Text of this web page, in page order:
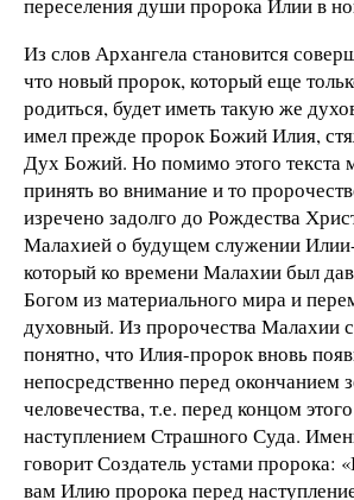
переселения души пророка Илии в
Из слов Архангела становится
что новый пророк, который еще
родиться, будет иметь такую же
имел прежде пророк Божий Илия,
Дух Божий. Но помимо этого
принять во внимание и то
изречено задолго до Рождества
Малахией о будущем служении
который ко времени Малахии был
Богом из материального мира и
духовный. Из пророчества Малахии
понятно, что Илия-пророк вновь
непосредственно перед окончанием
человечества, т.е. перед концом
наступлением Страшного Суда.
говорит Создатель устами пророка:
вам Илию пророка перед